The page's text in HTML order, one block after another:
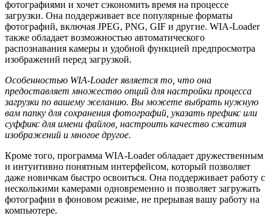
фотографиями и хочет сэкономить время на процессе
загрузки. Она поддерживает все популярные форматы
фотографий, включая JPEG, PNG, GIF и другие. WIA-Loader
также обладает возможностью автоматического
распознавания камеры и удобной функцией предпросмотра
изображений перед загрузкой.
Особенностью WIA-Loader является то, что она
предоставляет множество опций для настройки процесса
загрузки по вашему желанию. Вы можете выбрать нужную
вам папку для сохранения фотографий, указать префикс или
суффикс для имени файлов, настроить качество сжатия
изображений и многое другое.
Кроме того, программа WIA-Loader обладает дружественным
и интуитивно понятным интерфейсом, который позволяет
даже новичкам быстро освоиться. Она поддерживает работу с
несколькими камерами одновременно и позволяет загружать
фотографии в фоновом режиме, не прерывая вашу работу на
компьютере.